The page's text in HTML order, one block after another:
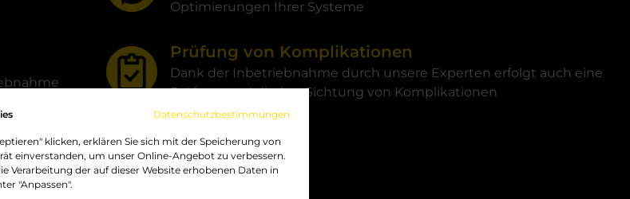
Optimierungen Ihrer Systeme
Prüfung von Komplikationen
Dank der Inbetriebnahme durch unsere Experten erfolgt auch eine
Prüfung und direkte Sichtung von Komplikationen
bieten wir
Datenschutzbestimmungen
klicken, erklären Sie sich mit der Speicherung von
einverstanden, um unser Online-Angebot zu verbessern.
Verarbeitung der auf dieser Website erhobenen Daten in
"Anpassen".